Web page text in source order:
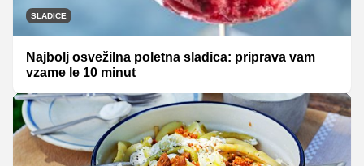
SLADICE
Najbolj osvežilna poletna sladica: priprava vam
vzame le 10 minut